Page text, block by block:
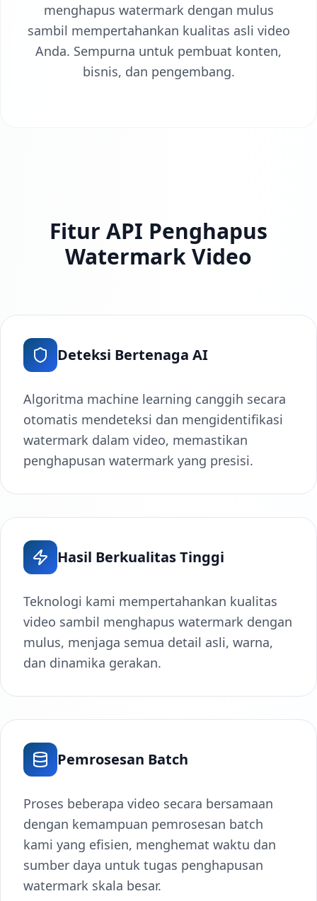
menghapus watermark dengan mulus
sambil mempertahankan kualitas asli video
Anda. Sempurna untuk pembuat konten,
bisnis, dan pengembang.
Fitur API Penghapus
Watermark Video
Deteksi Bertenaga AI
Algoritma machine learning canggih secara
otomatis mendeteksi dan mengidentifikasi
watermark dalam video, memastikan
penghapusan watermark yang presisi.
Hasil Berkualitas Tinggi
Teknologi kami mempertahankan kualitas
video sambil menghapus watermark dengan
mulus, menjaga semua detail asli, warna,
dan dinamika gerakan.
Pemrosesan Batch
Proses beberapa video secara bersamaan
dengan kemampuan pemrosesan batch
kami yang efisien, menghemat waktu dan
sumber daya untuk tugas penghapusan
watermark skala besar.